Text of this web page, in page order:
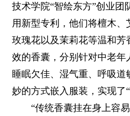
技术学院“智绘东方”创业团
用新型专利，他们将檀木、
玫瑰花以及茉莉花等温和芳
效的香囊，分别针对中老年
睡眠欠佳、湿气重、呼吸道
妙的方式嵌入服装，实现了“
“传统香囊挂在身上容